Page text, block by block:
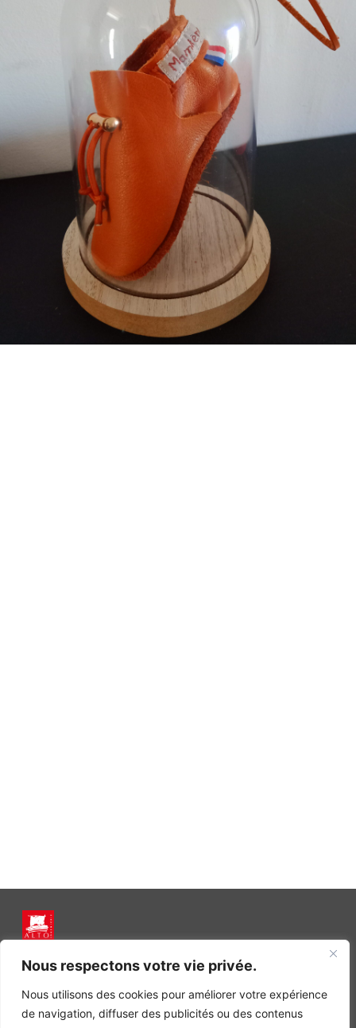
Nous respectons votre vie privée.
Nous utilisons des cookies pour améliorer votre expérience
de navigation, diffuser des publicités ou des contenus
CONCEVONS, ENSEMBLE, L’ENVIRONNEMENT BÂTI DE DEMAIN
CONTACT
Tel. +33 (0)1 64 68 18 50